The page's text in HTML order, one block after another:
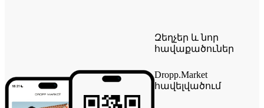
Զեղչեր և նոր
հավաքածուներ
Dropp.Market
հավելվածում